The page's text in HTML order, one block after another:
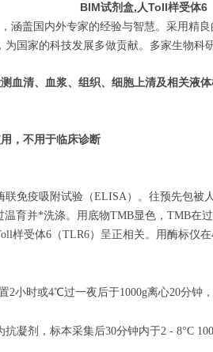
BIM试剂盒,人Toll样受体6
涵盖国内外专家的经验与智慧。采用精
国家的科技发展多做贡献。多家生物科
血清、血浆、组织、细胞上清及相关液
，不用于临床诊断
联免疫吸附试验（ELISA）。往预先包
温育并*洗涤。用底物TMB显色，TMB在
样受体6（TLR6）呈正相关。用酶标仪
2小时或4℃过一夜后于1000g离心20分
抗凝剂，标本采集后30分钟内于2 - 8°C